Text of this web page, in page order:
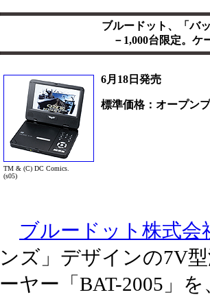
ブルードット、「バ
－1,000台限定。
TM & (C) DC Comics.
(s05)
6月18日発売
標準価格：オープン
ブルードット株式会
ンズ」デザインの7V
ーヤー「BAT-2005」